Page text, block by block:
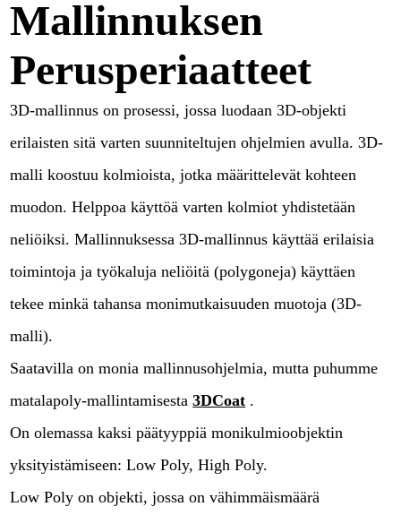
Mallinnuksen
Perusperiaatteet
3D-mallinnus on prosessi, jossa luodaan 3D-objekti
erilaisten sitä varten suunniteltujen ohjelmien avulla. 3D-
malli koostuu kolmioista, jotka määrittelevät kohteen
muodon. Helppoa käyttöä varten kolmiot yhdistetään
neliöiksi. Mallinnuksessa 3D-mallinnus käyttää erilaisia
toimintoja ja työkaluja neliöitä (polygoneja) käyttäen
tekee minkä tahansa monimutkaisuuden muotoja (3D-
malli).
Saatavilla on monia mallinnusohjelmia, mutta puhumme
matalapoly-mallintamisesta3DCoat .
On olemassa kaksi päätyyppiä monikulmioobjektin
yksityistämiseen: Low Poly, High Poly.
Low Poly on objekti, jossa on vähimmäismäärä